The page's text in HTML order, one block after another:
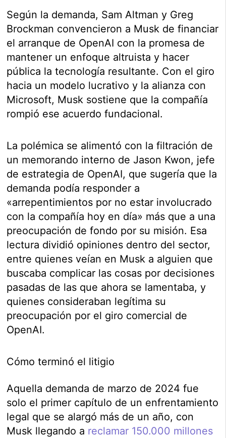
Según la demanda, Sam Altman y Greg
Brockman convencieron a Musk de financiar
el arranque de OpenAI con la promesa de
mantener un enfoque altruista y hacer
pública la tecnología resultante. Con el giro
hacia un modelo lucrativo y la alianza con
Microsoft, Musk sostiene que la compañía
rompió ese acuerdo fundacional.
La polémica se alimentó con la filtración de
un memorando interno de Jason Kwon, jefe
de estrategia de OpenAI, que sugería que la
demanda podía responder a
«arrepentimientos por no estar involucrado
con la compañía hoy en día» más que a una
preocupación de fondo por su misión. Esa
lectura dividió opiniones dentro del sector,
entre quienes veían en Musk a alguien que
buscaba complicar las cosas por decisiones
pasadas de las que ahora se lamentaba, y
quienes consideraban legítima su
preocupación por el giro comercial de
OpenAI.
Cómo terminó el litigio
Aquella demanda de marzo de 2024 fue
solo el primer capítulo de un enfrentamiento
legal que se alargó más de un año, con
Musk llegando a reclamar 150.000 millones